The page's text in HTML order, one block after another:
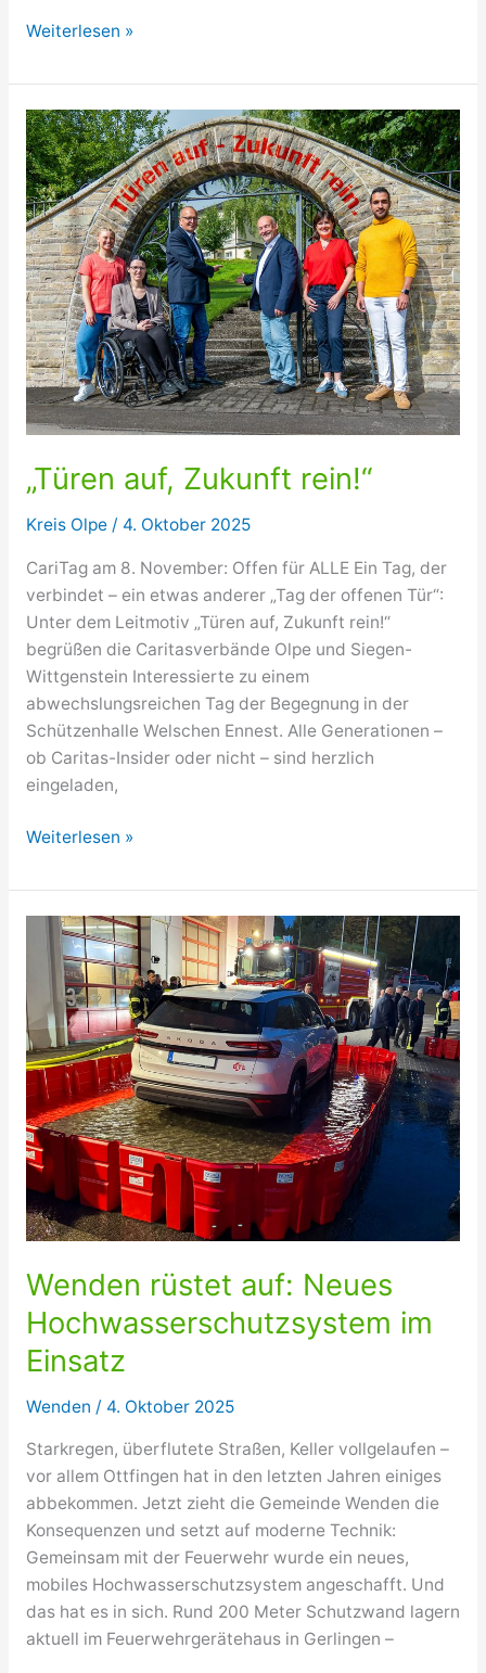
Wie
helfen,
die
Stadt
von
morgen
besser
zu
gestalten
Weiterlesen »
„Türen auf, Zukunft rein!“
Kreis Olpe/ 4. Oktober 2025
CariTag am 8. November: Offen für ALLE Ein Tag, der
verbindet – ein etwas anderer „Tag der offenen Tür“:
Unter dem Leitmotiv „Türen auf, Zukunft rein!“
begrüßen die Caritasverbände Olpe und Siegen-
Wittgenstein Interessierte zu einem
abwechslungsreichen Tag der Begegnung in der
Schützenhalle Welschen Ennest. Alle Generationen –
ob Caritas-Insider oder nicht – sind herzlich
eingeladen,
„Türen
Zukunft
rein!“
Weiterlesen »
Wenden rüstet auf: Neues
Hochwasserschutzsystem im
Einsatz
Wenden / 4. Oktober 2025
Starkregen, überflutete Straßen, Keller vollgelaufen –
vor allem Ottfingen hat in den letzten Jahren einiges
abbekommen. Jetzt zieht die Gemeinde Wenden die
Konsequenzen und setzt auf moderne Technik:
Gemeinsam mit der Feuerwehr wurde ein neues,
mobiles Hochwasserschutzsystem angeschafft. Und
das hat es in sich. Rund 200 Meter Schutzwand lagern
aktuell im Feuerwehrgerätehaus in Gerlingen –